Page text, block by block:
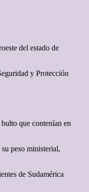
del estado de
y Protección
que contenían en
peso ministerial,
de Sudamérica